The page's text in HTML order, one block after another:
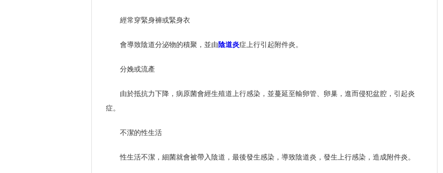
經常穿緊身褲或緊身衣
會導致陰道分泌物的積聚，並由 陰道炎症上行引起附件炎。
分娩或流產
由於抵抗力下降，病原菌會經生殖道上行感染，並蔓延至輸卵管、卵巢，進而侵犯盆腔，引起炎
症。
不潔的性生活
性生活不潔，細菌就會被帶入陰道，最後發生感染，導致陰道炎，發生上行感染，造成附件炎。